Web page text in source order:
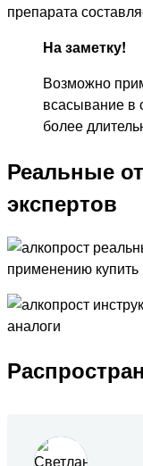
препарата
На заметку!
Возможно
всасывание в
более
Реальные
экспертов